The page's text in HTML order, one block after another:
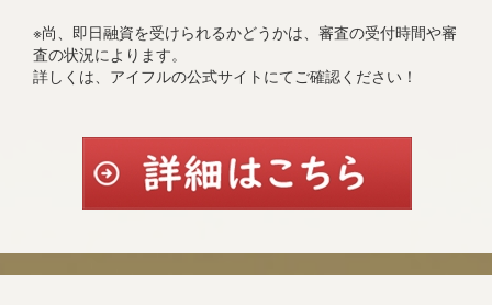
※尚、即日融資を受けられるかどうかは、審査の受付時間や審
査の状況によります。
詳しくは、アイフルの公式サイトにてご確認ください！